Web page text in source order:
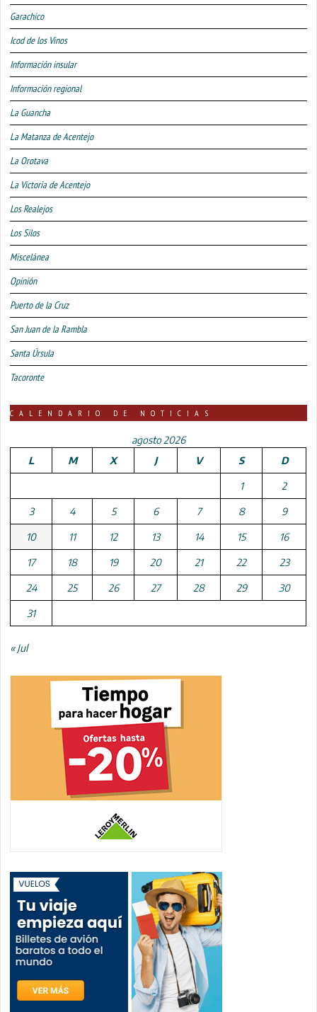
Garachico
Icod de los Vinos
Información insular
Información regional
La Guancha
La Matanza de Acentejo
La Orotava
La Victoria de Acentejo
Los Realejos
Los Silos
Miscelánea
Opinión
Puerto de la Cruz
San Juan de la Rambla
Santa Úrsula
Tacoronte
CALENDARIO DE NOTICIAS
agosto 2026
L
M X J V S D
1 2
3 4 5 6 7 8 9
10 11 12 13 14 15 16
17 18 19 20 21 22 23
24 25 26 27 28 29 30
31
« Jul